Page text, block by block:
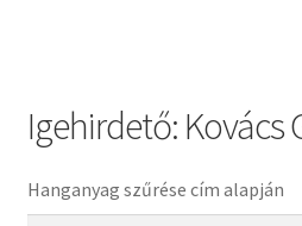
2016 – Igehirdetések
2017 – Igehirdetések
Igehirdető: Kovács
Hanganyag szűrése cím alapján